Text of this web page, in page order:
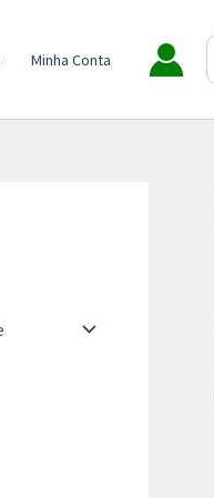
Minha Conta